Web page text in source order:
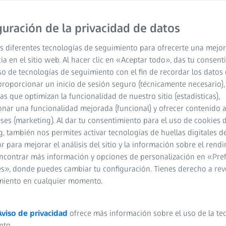
digitales de objetos en un espacio tridimensional. Nos
realidad. A diferencia de las imágenes bidimensionales, que
además una tercera dimensión: la profundidad. Los
desde videojuegos y animación hasta aplicaciones
una parte esencial de los procesos de impresión 3D, ya que
de la privacidad de datos
diferentes tecnologías de seguimiento para ofrecerte una mejor
en el sitio web. Al hacer clic en «Aceptar todo», das tu
de tecnologías de seguimiento con el fin de recordar los datos
un inicio de sesión seguro (técnicamente
que optimizan la funcionalidad de nuestro sitio (estadísticas),
una funcionalidad mejorada (funcional) y ofrecer contenido
(marketing). Al dar tu consentimiento para el uso de cookies
también nos permites activar tecnologías de huellas digitales
para mejorar el análisis del sitio y la información sobre el
más información y opciones de personalización en
donde puedes cambiar tu configuración. Tienes derecho a
en cualquier momento.
de privacidad ofrece más información sobre el uso de la